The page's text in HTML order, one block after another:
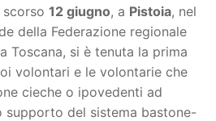
12 giugno, a Pistoia, nel
della Federazione regionale
Toscana, si è tenuta la prima
volontari e le volontarie che
cieche o ipovedenti ad
supporto del sistema bastone-